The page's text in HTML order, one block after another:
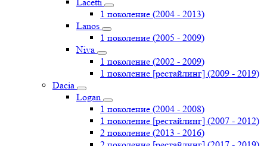
1 поколение (2004 - 2013)
Lanos
1 поколение (2005 - 2009)
Niva
1 поколение (2002 - 2009)
1 поколение [рестайлинг] (2009 - 2019)
Dacia
Logan
1 поколение (2004 - 2008)
1 поколение [рестайлинг] (2007 - 2012)
2 поколение (2013 - 2016)